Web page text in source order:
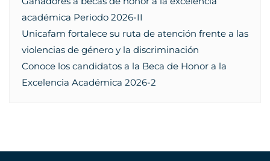
académica Periodo 2026-II
Unicafam fortalece su ruta de atención frente a las
violencias de género y la discriminación
Conoce los candidatos a la Beca de Honor a la
Excelencia Académica 2026-2